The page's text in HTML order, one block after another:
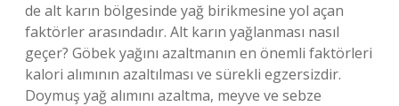
de alt karın bölgesinde yağ birikmesine yol açan
faktörler arasındadır. Alt karın yağlanması nasıl
geçer? Göbek yağını azaltmanın en önemli faktörleri
kalori alımının azaltılması ve sürekli egzersizdir.
Doymuş yağ alımını azaltma, meyve ve sebze